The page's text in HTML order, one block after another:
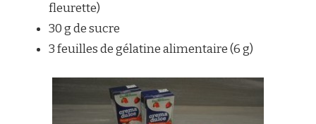
fleurette)
30 g de sucre
3 feuilles de gélatine alimentaire (6 g)